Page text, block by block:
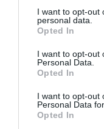
I want to opt-out
personal data.
Opted In
I want to opt-out
Personal Data.
Opted In
I want to opt-out
Personal Data
Opted In
grandes discursos
familia -verdadera
consistía,
los padres e
las
las relaciones
formación